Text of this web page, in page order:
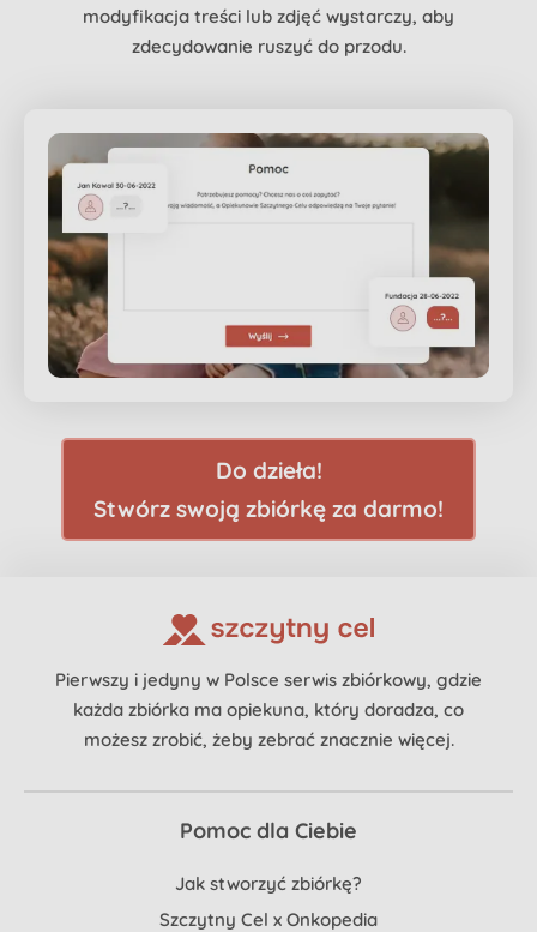
modyfikacja treści lub zdjęć wystarczy, aby
zdecydowanie ruszyć do przodu.
Do dzieła!
Stwórz swoją zbiórkę za darmo!
Pierwszy i jedyny w Polsce serwis zbiórkowy, gdzie
każda zbiórka ma opiekuna, który doradza, co
możesz zrobić, żeby zebrać znacznie więcej.
Pomoc dla Ciebie
Jak stworzyć zbiórkę?
Szczytny Cel x Onkopedia